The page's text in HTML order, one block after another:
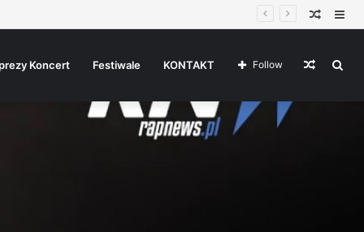
Random
Koncert Festiwale KONTAKT Random
Follow